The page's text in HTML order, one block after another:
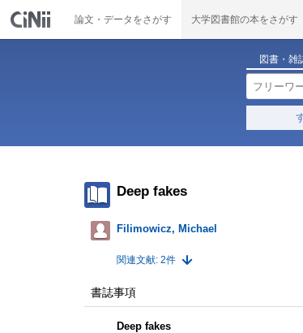
論文・データをさがす 大学図書館の本をさがす
図書・雑
Deep fakes
Filimowicz, Michael
関連文献: 2件
書誌事項
Deep fakes